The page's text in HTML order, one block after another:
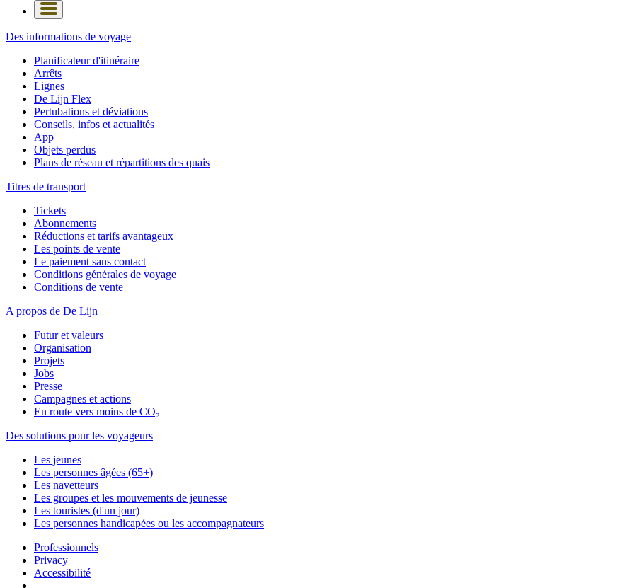
Des informations de voyage
Planificateur d'itinéraire
Arrêts
Lignes
De Lijn Flex
Pertubations et déviations
Conseils, infos et actualités
App
Objets perdus
Plans de réseau et répartitions des quais
Titres de transport
Tickets
Abonnements
Réductions et tarifs avantageux
Les points de vente
Le paiement sans contact
Conditions générales de voyage
Conditions de vente
A propos de De Lijn
Futur et valeurs
Organisation
Projets
Jobs
Presse
Campagnes et actions
En route vers moins de CO₂
Des solutions pour les voyageurs
Les jeunes
Les personnes âgées (65+)
Les navetteurs
Les groupes et les mouvements de jeunesse
Les touristes (d'un jour)
Les personnes handicapées ou les accompagnateurs
Professionnels
Privacy
Accessibilité